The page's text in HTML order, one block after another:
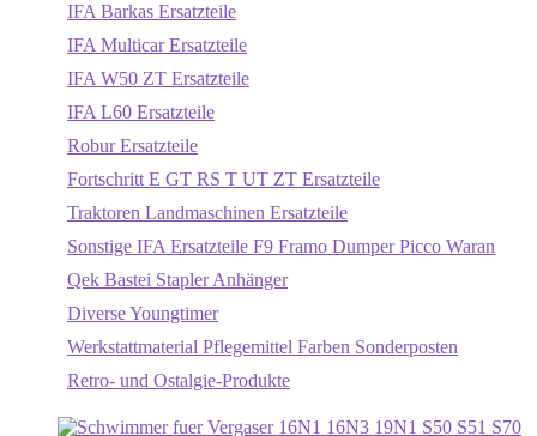
IFA Barkas Ersatzteile
IFA Multicar Ersatzteile
IFA W50 ZT Ersatzteile
IFA L60 Ersatzteile
Robur Ersatzteile
Fortschritt E GT RS T UT ZT Ersatzteile
Traktoren Landmaschinen Ersatzteile
Sonstige IFA Ersatzteile F9 Framo Dumper Picco Waran
Qek Bastei Stapler Anhänger
Diverse Youngtimer
Werkstattmaterial Pflegemittel Farben Sonderposten
Retro- und Ostalgie-Produkte